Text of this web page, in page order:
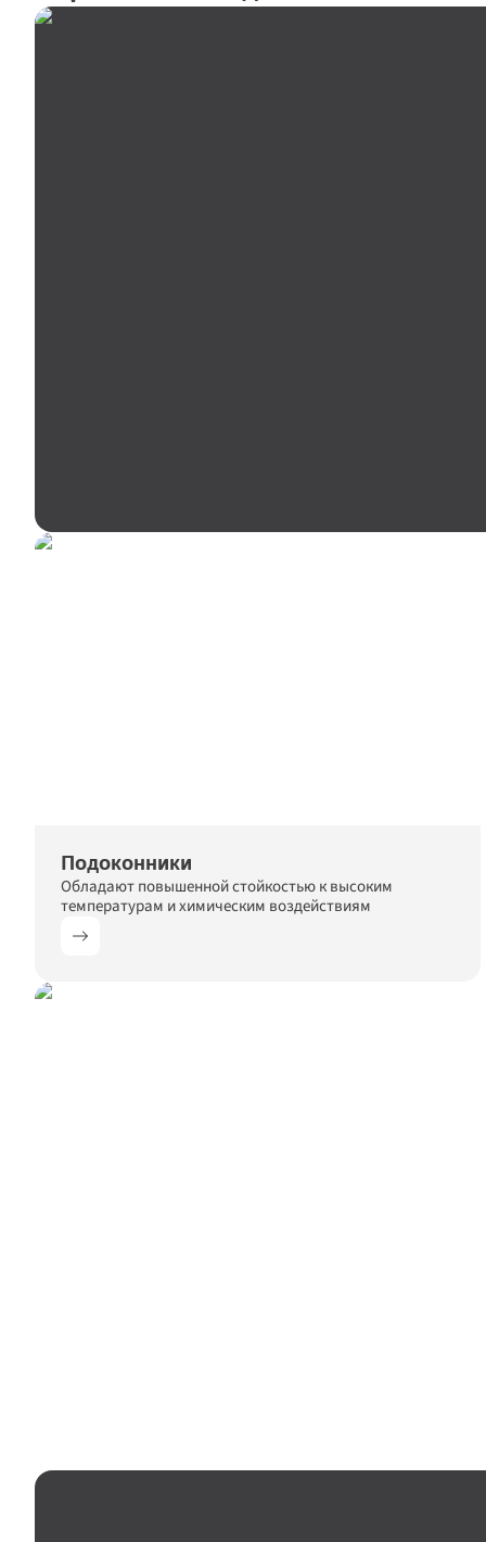
Подоконники
Обладают повышенной стойкостью к высоким
температурам и химическим воздействиям